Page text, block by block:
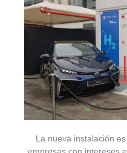
La nueva instalación